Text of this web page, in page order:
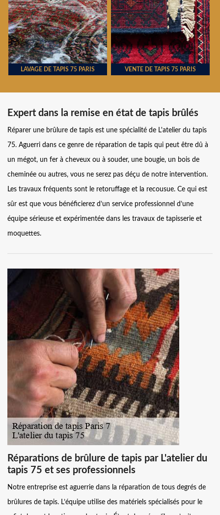
LAVAGE DE TAPIS 75 PARIS VENTE DE TAPIS 75 PARIS
Expert dans la remise en état de tapis brûlés
Réparer une brûlure de tapis est une spécialité de L'atelier du tapis
75. Aguerri dans ce genre de réparation de tapis qui peut être dû à
un mégot, un fer à cheveux ou à souder, une bougie, un bois de
cheminée ou autres, vous ne serez pas déçu de notre intervention.
Les travaux fréquents sont le retoruffage et la recousue. Ce qui est
sûr est que vous bénéficierez d’un service professionnel d’une
équipe sérieuse et expérimentée dans les travaux de tapisserie et
moquettes.
Réparations de brûlure de tapis par L'atelier du
tapis 75 et ses professionnels
Notre entreprise est aguerrie dans la réparation de tous degrés de
brûlures de tapis. L’équipe utilise des matériels spécialisés pour le